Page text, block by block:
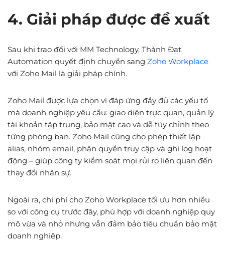
4. Giải pháp được đề xuất
Sau khi trao đổi với MM Technology, Thành Đạt
Automation quyết định chuyển sang Zoho Workplace
với Zoho Mail là giải pháp chính.
Zoho Mail được lựa chọn vì đáp ứng đầy đủ các yếu tố
mà doanh nghiệp yêu cầu: giao diện trực quan, quản lý
tài khoản tập trung, bảo mật cao và dễ tùy chỉnh theo
từng phòng ban. Zoho Mail cũng cho phép thiết lập
alias, nhóm email, phân quyền truy cập và ghi log hoạt
động – giúp công ty kiểm soát mọi rủi ro liên quan đến
thay đổi nhân sự.
Ngoài ra, chi phí cho Zoho Workplace tối ưu hơn nhiều
so với công cụ trước đây, phù hợp với doanh nghiệp quy
mô vừa và nhỏ nhưng vẫn đảm bảo tiêu chuẩn bảo mật
doanh nghiệp.